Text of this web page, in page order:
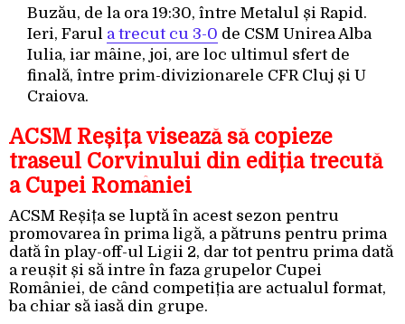
Buzău, de la ora 19:30, între Metalul și Rapid.
Ieri, Farul a trecut cu 3-0 de CSM Unirea Alba
Iulia, iar mâine, joi, are loc ultimul sfert de
finală, între prim-divizionarele CFR Cluj și U
Craiova.
ACSM Reșița visează să copieze
traseul Corvinului din ediția trecută
a Cupei României
ACSM Reșița se luptă în acest sezon pentru
promovarea în prima ligă, a pătruns pentru prima
dată în play-off-ul Ligii 2, dar tot pentru prima dată
a reușit și să intre în faza grupelor Cupei
României, de când competiția are actualul format,
ba chiar să iasă din grupe.